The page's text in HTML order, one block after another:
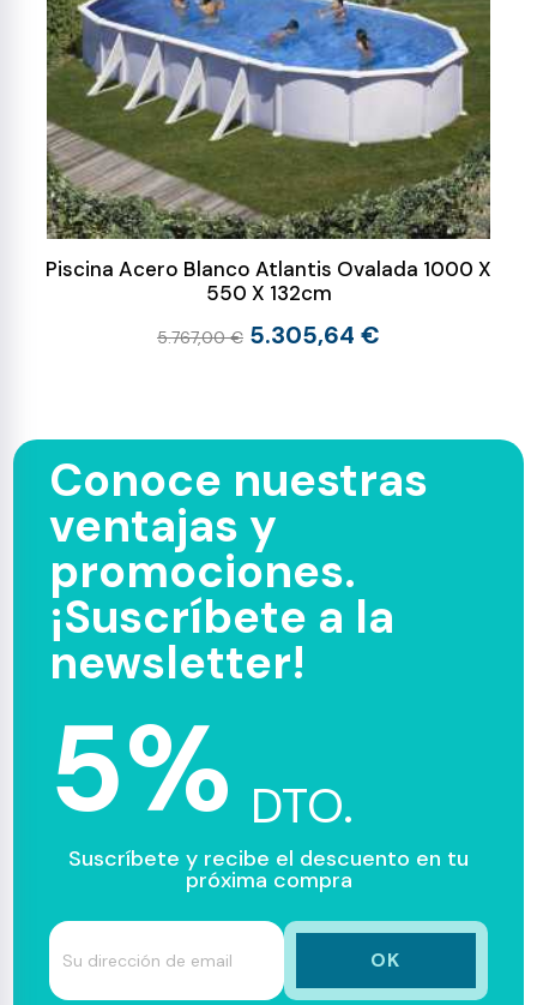
Piscina Acero Blanco Atlantis Ovalada 1000 X
550 X 132cm
5.767,00 € 5.305,64 €
Conoce nuestras
ventajas y
promociones.
¡Suscríbete a la
newsletter!
5% DTO.
Suscríbete y recibe el descuento en tu
próxima compra